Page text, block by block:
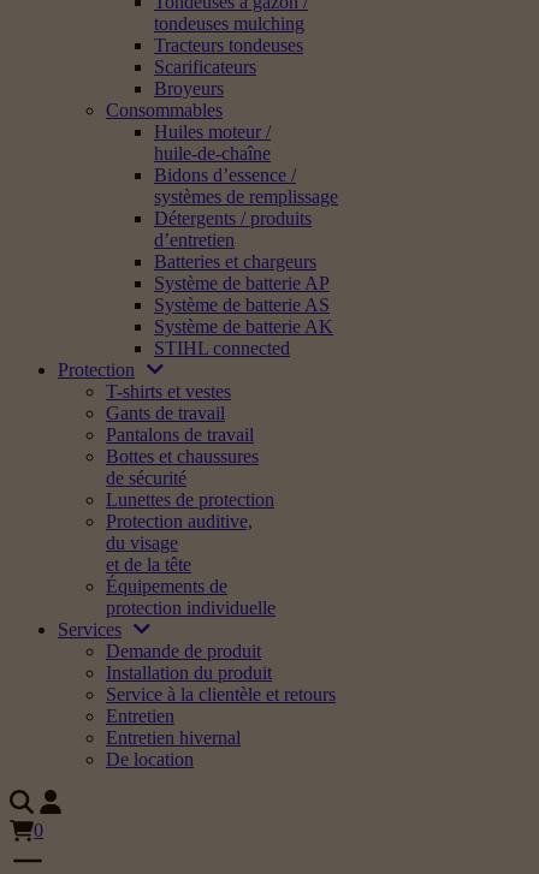
tondeuses mulching
Tracteurs tondeuses
Scarificateurs
Broyeurs
Consommables
Huiles moteur /
huile-de-chaîne
Bidons d’essence /
systèmes de remplissage
Détergents / produits
d’entretien
Batteries et chargeurs
Système de batterie AP
Système de batterie AS
Système de batterie AK
STIHL connected
Protection
T-shirts et vestes
Gants de travail
Pantalons de travail
Bottes et chaussures
de sécurité
Lunettes de protection
Protection auditive,
du visage
et de la tête
Équipements de
protection individuelle
Services
Demande de produit
Installation du produit
Service à la clientèle et retours
Entretien
Entretien hivernal
De location
0